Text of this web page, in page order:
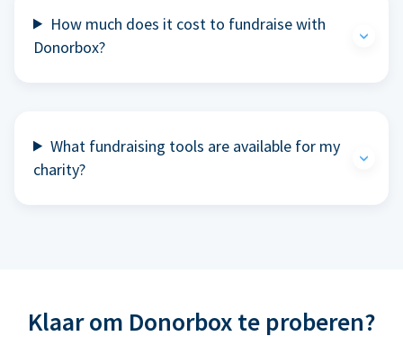
How much does it cost to fundraise with
Donorbox?
What fundraising tools are available for my
charity?
Klaar om Donorbox te proberen?